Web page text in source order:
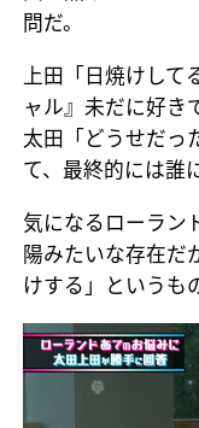
問だ。
上田「日焼けして
ャル』未だに好き
太田「どうせだっ
て、最終的には誰
気になるローラン
陽みたいな存在だ
けする」というも